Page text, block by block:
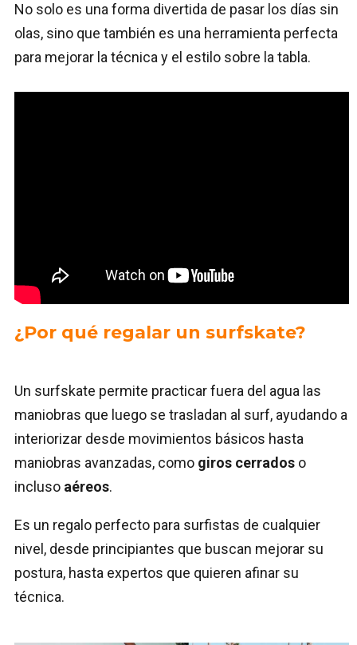
No solo es una forma divertida de pasar los días sin
olas, sino que también es una herramienta perfecta
para mejorar la técnica y el estilo sobre la tabla.
¿Por qué regalar un surfskate?
Un surfskate permite practicar fuera del agua las
maniobras que luego se trasladan al surf, ayudando a
interiorizar desde movimientos básicos hasta
maniobras avanzadas, como giros cerrados o
incluso aéreos.
Es un regalo perfecto para surfistas de cualquier
nivel, desde principiantes que buscan mejorar su
postura, hasta expertos que quieren afinar su
técnica.